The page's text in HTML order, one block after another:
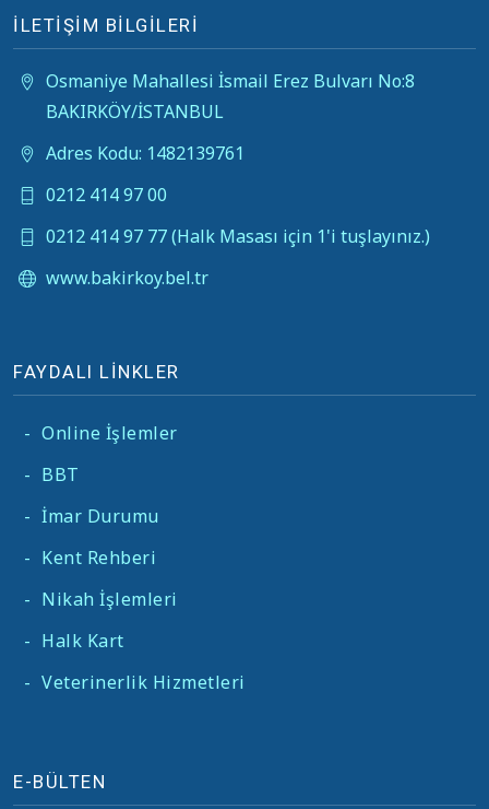
İLETİŞİM BİLGİLERİ
Osmaniye Mahallesi İsmail Erez Bulvarı No:8
BAKIRKÖY/İSTANBUL
Adres Kodu: 1482139761
0212 414 97 00
0212 414 97 77 (Halk Masası için 1'i tuşlayınız.)
www.bakirkoy.bel.tr
FAYDALI LİNKLER
- Online İşlemler
- BBT
- İmar Durumu
- Kent Rehberi
- Nikah İşlemleri
- Halk Kart
- Veterinerlik Hizmetleri
E-BÜLTEN